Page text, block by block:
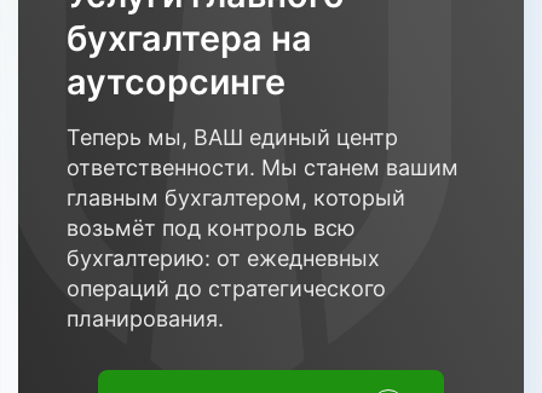
бухгалтера на
аутсорсинге
Теперь мы, ВАШ единый центр
ответственности. Мы станем вашим
главным бухгалтером, который
возьмёт под контроль всю
бухгалтерию: от ежедневных
операций до стратегического
планирования.